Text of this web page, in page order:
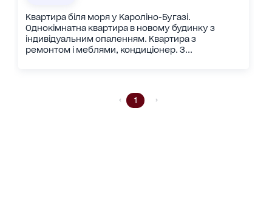
Квартира біля моря у Кароліно-Бугазі.
Однокімнатна квартира в новому будинку з
індивідуальним опаленням. Квартира з
ремонтом і меблями, кондиціонер. З...
1